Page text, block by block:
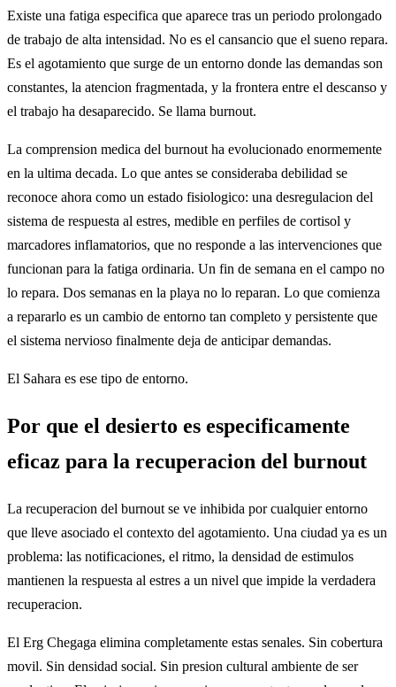
Existe una fatiga especifica que aparece tras un periodo prolongado
de trabajo de alta intensidad. No es el cansancio que el sueno repara.
Es el agotamiento que surge de un entorno donde las demandas son
constantes, la atencion fragmentada, y la frontera entre el descanso y
el trabajo ha desaparecido. Se llama burnout.
La comprension medica del burnout ha evolucionado enormemente
en la ultima decada. Lo que antes se consideraba debilidad se
reconoce ahora como un estado fisiologico: una desregulacion del
sistema de respuesta al estres, medible en perfiles de cortisol y
marcadores inflamatorios, que no responde a las intervenciones que
funcionan para la fatiga ordinaria. Un fin de semana en el campo no
lo repara. Dos semanas en la playa no lo reparan. Lo que comienza
a repararlo es un cambio de entorno tan completo y persistente que
el sistema nervioso finalmente deja de anticipar demandas.
El Sahara es ese tipo de entorno.
Por que el desierto es especificamente
eficaz para la recuperacion del burnout
La recuperacion del burnout se ve inhibida por cualquier entorno
que lleve asociado el contexto del agotamiento. Una ciudad ya es un
problema: las notificaciones, el ritmo, la densidad de estimulos
mantienen la respuesta al estres a un nivel que impide la verdadera
recuperacion.
El Erg Chegaga elimina completamente estas senales. Sin cobertura
movil. Sin densidad social. Sin presion cultural ambiente de ser